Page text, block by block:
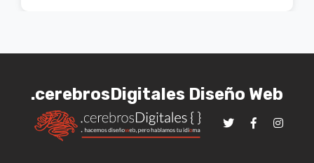
.cerebrosDigitales Diseño Web